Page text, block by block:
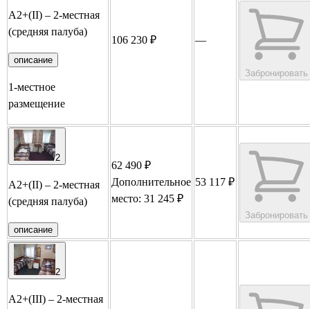
А2+(II) – 2-местная
(средняя палуба)
описание
1-местное
размещение
106 230 ₽ —
Забронировать
2
А2+(II) – 2-местная
(средняя палуба)
описание
62 490 ₽
Дополнительное
место: 31 245 ₽
53 117 ₽
Забронировать
2
А2+(III) – 2-местная